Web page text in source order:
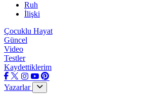
Ruh
İlişki
Çocuklu Hayat
Güncel
Video
Testler
Kaydettiklerim
Yazarlar